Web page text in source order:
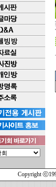
Copyright